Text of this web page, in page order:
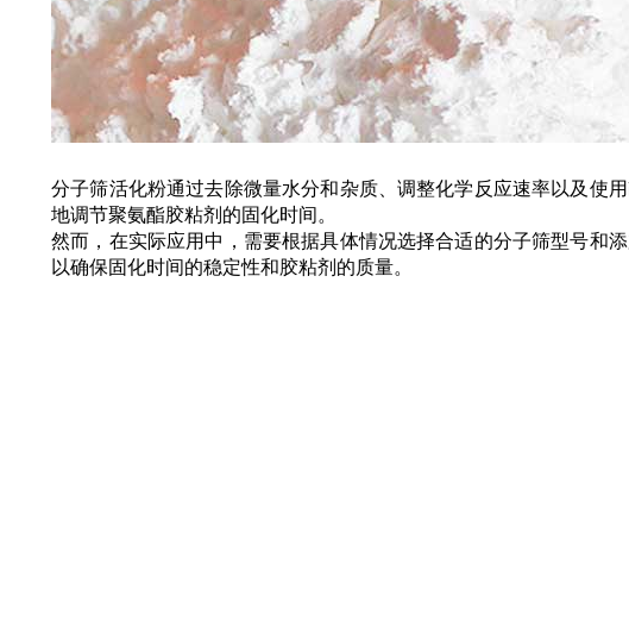
分子筛活化粉通过去除微量水分和杂质、调整化学反应速率以及使
地调节聚氨酯胶粘剂的固化时间。
然而，在实际应用中，需要根据具体情况选择合适的分子筛型号和
以确保固化时间的稳定性和胶粘剂的质量。